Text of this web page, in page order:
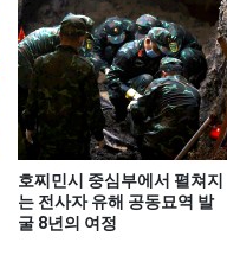
호찌민시 중심부에서 펼쳐지
는 전사자 유해 공동묘역 발
굴 8년의 여정